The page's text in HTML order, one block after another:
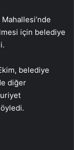
için belediye
belediye
diğer